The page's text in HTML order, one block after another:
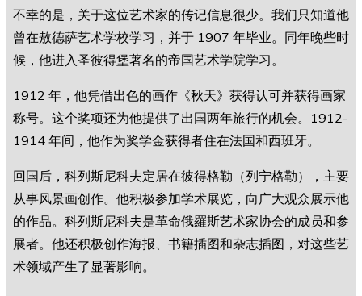
不幸的是，关于这位艺术家的传记信息很少。我们只知道他
曾在敖德萨艺术学校学习，并于 1907 年毕业。同年晚些时
候，他进入圣彼得堡著名的帝国艺术学院学习。
1912 年，他凭借出色的画作《秋天》获得认可并获得画家
称号。这个奖项还为他提供了出国两年旅行的机会。1912-
1914 年间，他作为奖学金获得者住在法国和西班牙。
回国后，科列斯尼科夫定居在彼得格勒（列宁格勒），主要
从事风景画创作。他积极参加学术展览，向广大观众展示他
的作品。科列斯尼科夫是革命俄羅斯艺术家协会的成员和参
展者。他还积极创作海报、书籍插图和杂志插图，对这些艺
术领域产生了显著影响。